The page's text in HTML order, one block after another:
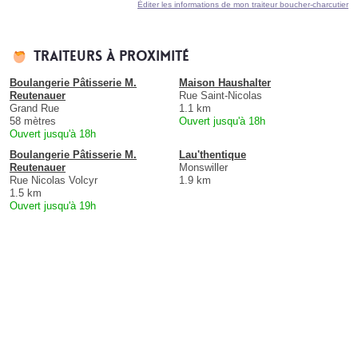
Éditer les informations de mon traiteur boucher-charcutier
Traiteurs à proximité
Boulangerie Pâtisserie M.
Reutenauer
Grand Rue
58 mètres
Ouvert jusqu'à 18h
Maison Haushalter
Rue Saint-Nicolas
1.1 km
Ouvert jusqu'à 18h
Boulangerie Pâtisserie M.
Reutenauer
Rue Nicolas Volcyr
1.5 km
Ouvert jusqu'à 19h
Lau'thentique
Monswiller
1.9 km